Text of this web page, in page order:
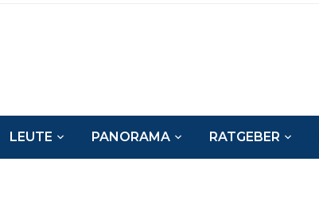
LEUTE PANORAMA RATGEBER